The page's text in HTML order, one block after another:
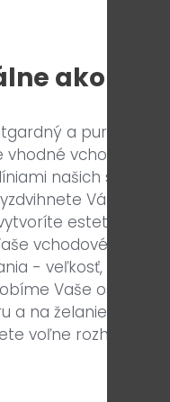
ako Vy!
a puristický
vchodové
našich studio
Váš
estetické
vchodové dvere
- veľkosť, farbu,
Vaše osobné
na želanie. Aj pri
voľne rozhodnúť.